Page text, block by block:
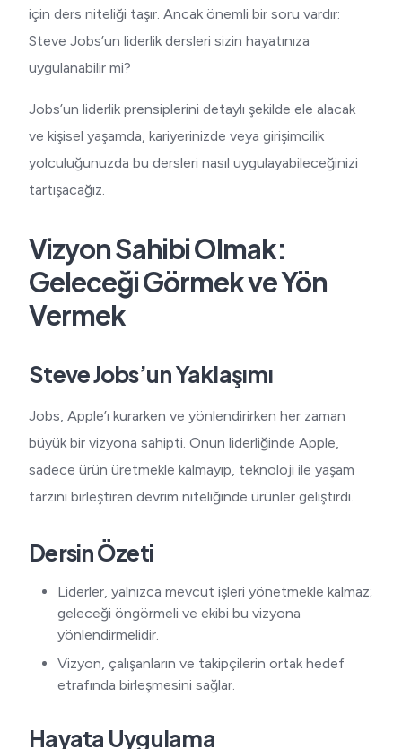
için ders niteliği taşır. Ancak önemli bir soru vardır:
Steve Jobs’un liderlik dersleri sizin hayatınıza
uygulanabilir mi?
Jobs’un liderlik prensiplerini detaylı şekilde ele alacak
ve kişisel yaşamda, kariyerinizde veya girişimcilik
yolculuğunuzda bu dersleri nasıl uygulayabileceğinizi
tartışacağız.
Vizyon Sahibi Olmak:
Geleceği Görmek ve Yön
Vermek
Steve Jobs’un Yaklaşımı
Jobs, Apple’ı kurarken ve yönlendirirken her zaman
büyük bir vizyona sahipti. Onun liderliğinde Apple,
sadece ürün üretmekle kalmayıp, teknoloji ile yaşam
tarzını birleştiren devrim niteliğinde ürünler geliştirdi.
Dersin Özeti
Liderler, yalnızca mevcut işleri yönetmekle kalmaz;
geleceği öngörmeli ve ekibi bu vizyona
yönlendirmelidir.
Vizyon, çalışanların ve takipçilerin ortak hedef
etrafında birleşmesini sağlar.
Hayata Uygulama